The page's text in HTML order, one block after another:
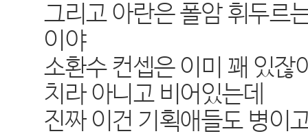
그리고 아란은 폴암 휘두르
이야
소환수 컨셉은 이미 꽤 있잖
치라 아니고 비어있는데
진짜 이건 기획애들도 병이